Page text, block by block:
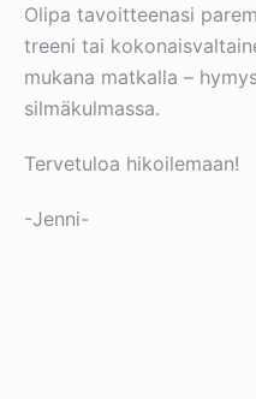
Olipa tavoitteenasi
treeni tai
mukana matkalla –
silmäkulmassa.
Tervetuloa hikoilemaan!
-Jenni-